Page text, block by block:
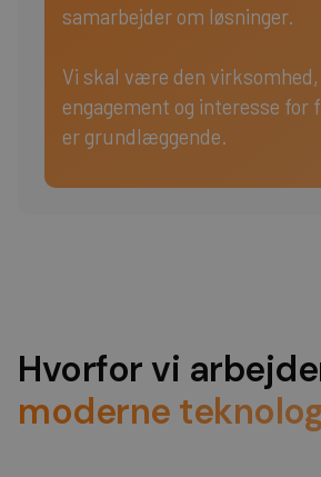
samarbejder om løsninger.
Vi skal være den
engagement og interesse
er grundlæggende.
Hvorfor vi
moderne